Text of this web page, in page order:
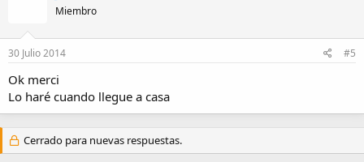
Miembro
30 Julio 2014 #5
Ok merci
Lo haré cuando llegue a casa
Cerrado para nuevas respuestas.